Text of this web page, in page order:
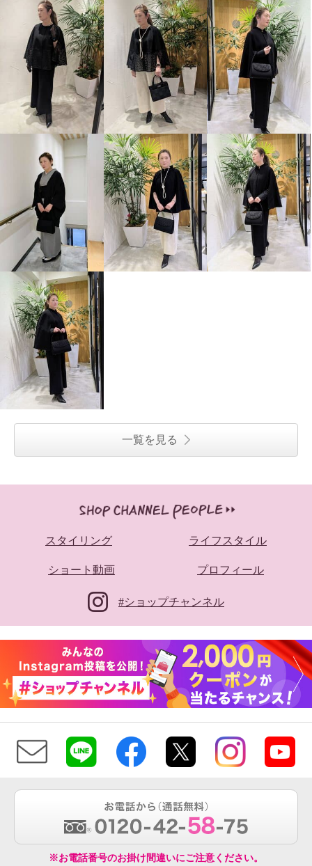
一覧を見る
スタイリング ライフスタイル
ショート動画 プロフィール
#ショップチャンネル
※お電話番号のお掛け間違いにご注意ください。